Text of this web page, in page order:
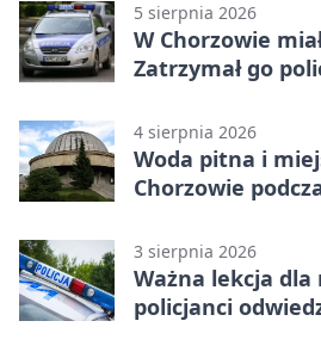
5 sierpnia 2026
W Chorzowie
Zatrzymał go
4 sierpnia 2026
Woda pitna i
Chorzowie
3 sierpnia 2026
Ważna lekcja dla
policjanci